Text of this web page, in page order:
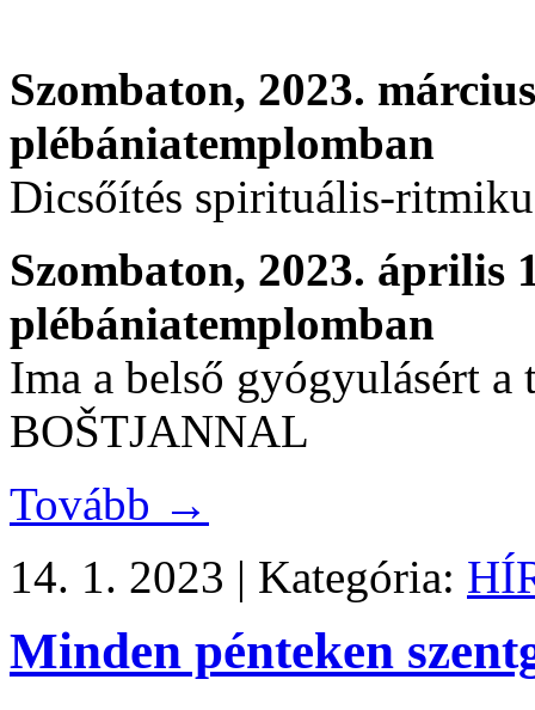
Szombaton, 2023.
plébániatemplomban
Dicsőítés spirituális-
Szombaton, 2023. április
plébániatemplomban
Ima a belső gyógyulásért
BOŠTJANNAL
Tovább →
14. 1. 2023 | Kategória:
Minden pénteken